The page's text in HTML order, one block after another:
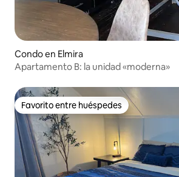
Condo en Elmira
Apartamento B: la unidad «moderna»
Favorito entre huéspedes
Favorito entre huéspedes